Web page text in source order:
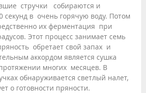
стручки собираются и
секунд в очень горячую воду. Потом
их ферментация при
Этот процесс занимает семь
обретает свой запах и
аккордом является сушка
многих месяцев. В
обнаруживается светлый налет,
о готовности пряности.